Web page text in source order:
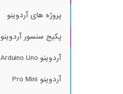
پروژه های آردوینو
پکیج سنسور آردوینو
آردوینو Arduino Uno
آردوینو Pro Mini